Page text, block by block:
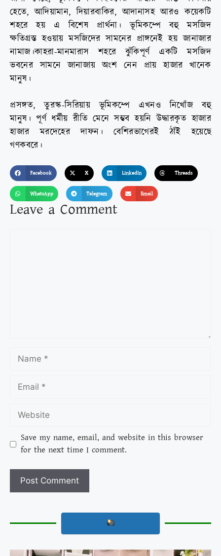
হেতে, আদিয়ামান, দিয়ারবাকির, আদানাসহ আরও কয়েকটি
শহরে হয় এ বিশেষ প্রার্থনা। ভূমিকম্পে বহু মসজিদ
ক্ষতিগ্রস্ত হওয়ায় মসজিদের সামনের প্রাঙ্গনেই হয় জানাজার
নামাজ।কাহরা-মানমারাস শহরে ঝুঁকিপূর্ণ একটি মসজিদ
ভবনের সামনে জানাজায় অংশ নেন প্রায় হাজার খানেক
মানুষ।
প্রসঙ্গত, তুরস্ক-সিরিয়ায় ভূমিকম্পে এখনও নিখোঁজ বহু
মানুষ। পূর্ণ ধর্মীয় রীতি মেনে সম্ভব হয়নি উদ্ধারকৃত হাজার
হাজার মরদেহের দাফন। বেশিরভাগেরই ঠাঁই হয়েছে
গণকবরে।
Facebook X LinkedIn Threads
WhatsApp Telegram Email
Leave a Comment
Save my name, email, and website in this browser
for the next time I comment.